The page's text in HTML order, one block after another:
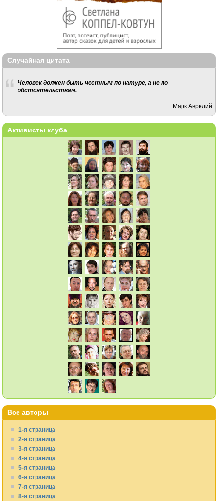
Случайная цитата
Человек должен быть честным по натуре, а не по
обстоятельствам.
Марк Аврелий
Активисты клуба
Все авторы
1-я страница
2-я страница
3-я страница
4-я страница
5-я страница
6-я страница
7-я страница
8-я страница